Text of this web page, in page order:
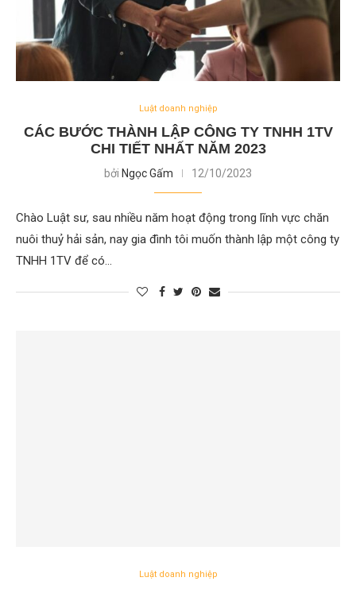
Luật doanh nghiệp
CÁC BƯỚC THÀNH LẬP CÔNG TY TNHH 1TV
CHI TIẾT NHẤT NĂM 2023
bởi Ngọc Gấm 12/10/2023
Chào Luật sư, sau nhiều năm hoạt động trong lĩnh vực chăn
nuôi thuỷ hải sản, nay gia đình tôi muốn thành lập một công ty
TNHH 1TV để có…
Luật doanh nghiệp